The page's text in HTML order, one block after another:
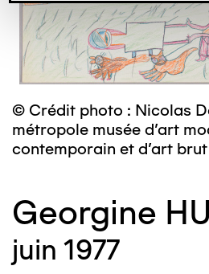
© Crédit photo : Nicolas
métropole musée d’art
contemporain et d’art brut
Georgine HU
juin 1977